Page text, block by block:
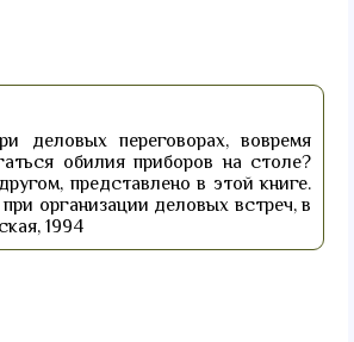
деловых переговорах, вовремя
обилия приборов на столе?
представлено в этой книге.
организации деловых встреч, в
1994